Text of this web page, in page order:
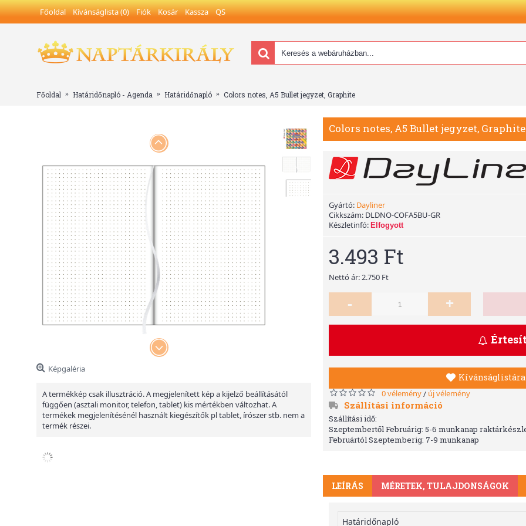
Főoldal Kívánságlista (0) Fiók Kosár Kassza QS
Főoldal Határidőnapló - Agenda Határidőnapló Colors notes, A5 Bullet jegyzet, Graphite
Képgaléria
A termékkép csak illusztráció. A megjelenített kép a kijelző beállításától
függően (asztali monitor, telefon, tablet) kis mértékben változhat. A
termékek megjelenítésénél használt kiegészítők pl tablet, írószer stb. nem a
termék részei.
Colors notes, A5 Bullet jegyzet, Graphite
Gyártó: Dayliner
Cikkszám: DLDNO-COFA5BU-GR
Készletinfó: Elfogyott
3.493 Ft
Nettó ár: 2.750 Ft
- +
Kívánságlistára
0 vélemény/ új vélemény
Szállítási információ
Szállítási idő:
Szeptembertől Februárig: 5-6 munkanap
Februártól Szeptemberig: 7-9 munkanap
LEÍRÁS MÉRETEK, TULAJDONSÁGOK
Határidőnapló